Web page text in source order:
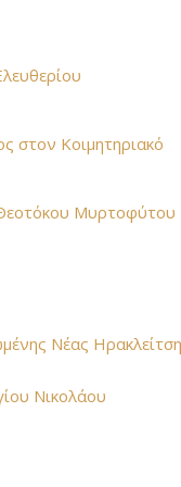
στον Κοιμητηριακό
Μυρτοφύτου
Νέας
Νικολάου